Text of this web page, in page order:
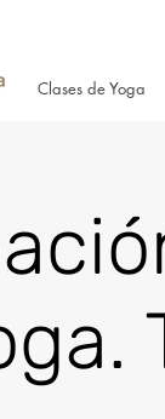
Clases de Yoga